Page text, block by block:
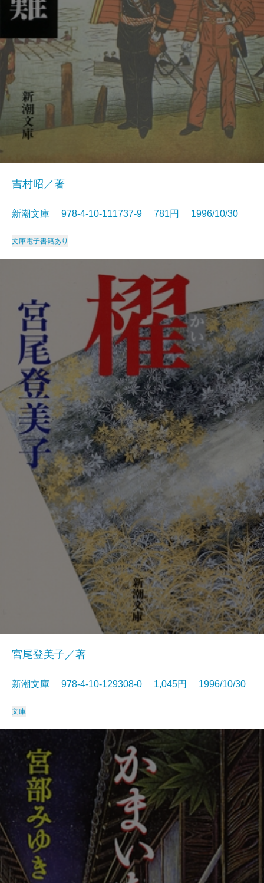
吉村昭／著
新潮文庫 978-4-10-111737-9 781円 1996/10/30
文庫電子書籍あり
宮尾登美子／著
新潮文庫 978-4-10-129308-0 1,045円 1996/10/30
文庫